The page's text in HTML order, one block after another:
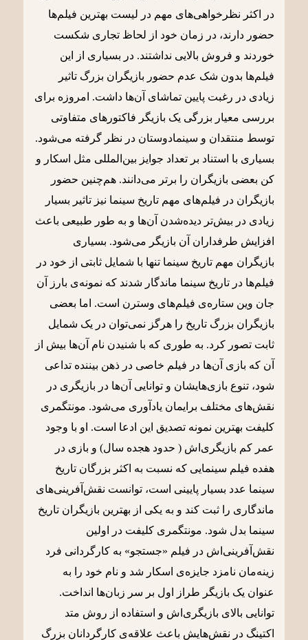
در اکثر نظرخواهی‌های مهم در لیست بهترین فیلم‌ها
حضور دارند، در زمان خود از لحاظ تجاری شکست
خوردند و فروش بالایی نداشتند. در بسیاری از این
فیلم‌ها بدون شک عدم حضور بازیگران بزرگ تاثیر
زیادی در رغبت پایین تماشای آن‌ها داشت. امروزه برای
بررسی معیار بزرگی یک بازیگر فاکتورهای متفاوتی
توسط منتقدان و سینمادوستان در نظر گرفته می‌شود.
بسیاری با استناد بر تعداد جوایز بین‌المللی مثل اسکار و
کن بعضی بازیگران را برتر می‌دانند. هم‌چنین حضور
بازیگران در فیلم‌های مهم تاریخ سینما نیز تاثیر بسیار
زیادی در بیش‌تر دیده‌شدن آن‌ها و به طور طبیعی باعث
افزایش طرفداران آن بازیگر می‌شود. بسیاری
بازیگران مهم تاریخ سینما تنها با شمایل ثابتی از خود در
فیلم‌ها در تاریخ سینما ماندگار شدند که نمونه‌ی بارز آن
جان وین ستاره‌ی فیلم‌های وسترن است. اما بعضی
بازیگران بزرگ تاریخ را هرگز نمی‌توان در یک شمایل
ثابت تصور کرد. به طوری که با شنیدن نام آن‌ها بیش از
آن که بازی آن‌ها در فیلم خاصی در ذهن بیننده تداعی
شود، تنوع بازی‌هایشان و توانایی آن‌ها در بازیگری در
نقش‌های مختلف برایمان یادآوری می‌شود. مونتگمری
کلیفت بهترین نمونه تصدیق این ادعا است. او با وجود
عمر کم بازیگری‌اش ( حدود هجده سال) و بازی در
هفده فیلم سینمایی که نسبت به اکثر بزرگان تاریخ
سینما عدد بسیار پایینی است، توانست نقش‌آفرینی‌های
ماندگاری را ثبت کند و به یکی از بهترین بازیگران تاریخ
سینما بدل شود. مونتگمری کلیفت در اولین
نقش‌آفرینی‌اش در فیلم «جستجو» به کارگردانی فرد
زینه‌مان نامزد جایزه‌ی اسکار شد و نام خود را به
عنوان یک بازیگر طراز اول بر سر زبان‌ها انداخت.
توانایی بالای بازیگری‌اش و استفاده از روش متد
اکتینگ در نقش‌هایش باعث علاقه‌ی کارگردانان بزرگ